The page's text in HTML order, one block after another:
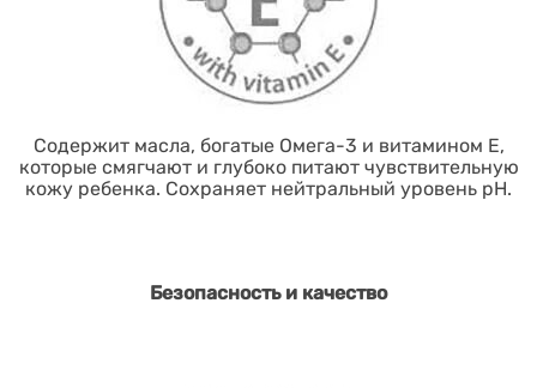
Содержит масла, богатые Омега-3 и витамином Е,
которые смягчают и глубоко питают чувствительную
кожу ребенка. Сохраняет нейтральный уровень pH.
Безопасность и качество